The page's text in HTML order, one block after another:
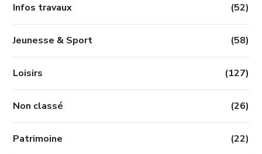
Infos travaux (52)
Jeunesse & Sport (58)
Loisirs (127)
Non classé (26)
Patrimoine (22)